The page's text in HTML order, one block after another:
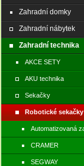
Zahradní domky
Zahradní nábytek
Zahradní technika
AKCE SETY
AKU technika
Sekačky
Robotické sekačky
Automatizovaná
CRAMER
SEGWAY